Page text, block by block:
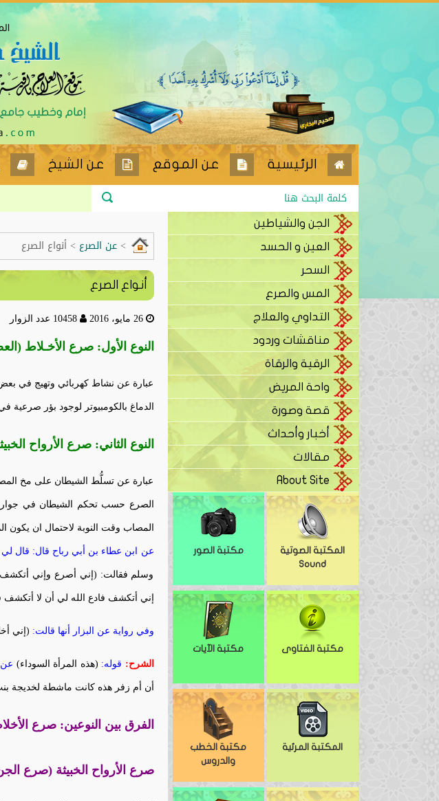
الرئيسية عن الموقع عن الشيخ
>عن الصرع >أنواع الصرع
أنواع الصرع
26 مايو، 2016 10458 عدد الزوار
النوع الأول: صرع الأخـلاط
عبارة عن نشاط كهربائي وتهيج في
الدماغ بالكومبيوتر لوجود بؤر صرعية
النوع الثاني: صرع الأرواح
عبارة عن تسلُّط الشيطان على مخ
الصرع حسب تحكم الشيطان في جوارح
المصاب وقت النوبة لاحتمال ان
عن ابن عطاء بن أبي رباح قال: قال
وسلم فقالت: (إني أصرع وإني
إني أتكشف فادع الله لي أن لا أتكشف
وفي رواية عن البزار أنها قالت: (إني
الشرح: قوله: (هذه المرأة السوداء) عن
أن أم زفر هذه كانت ماشطة لخديجة
الفرق بين النوعين: صرع
صرع الأرواح الخبيثة (صرع
الجن والشياطين
العين و الحسد
السحر
المس والصرع
التداوي والعلاج
مناقشات وردود
الرقية والرقاة
واحة المريض
قصة وصورة
أخبار وأحداث
مقالات
About Site
المكتبة الصوتية
Sound
مكتبة الصور
مكتبة الفتاوى مكتبة الآيات
المكتبة المرئية
مكتبة الخطب
والدروس